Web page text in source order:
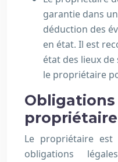
garantie dans
déduction des
en état. Il est
état des lieux
le propriétaire
Obligations
propriétaire
Le propriétaire est
obligations